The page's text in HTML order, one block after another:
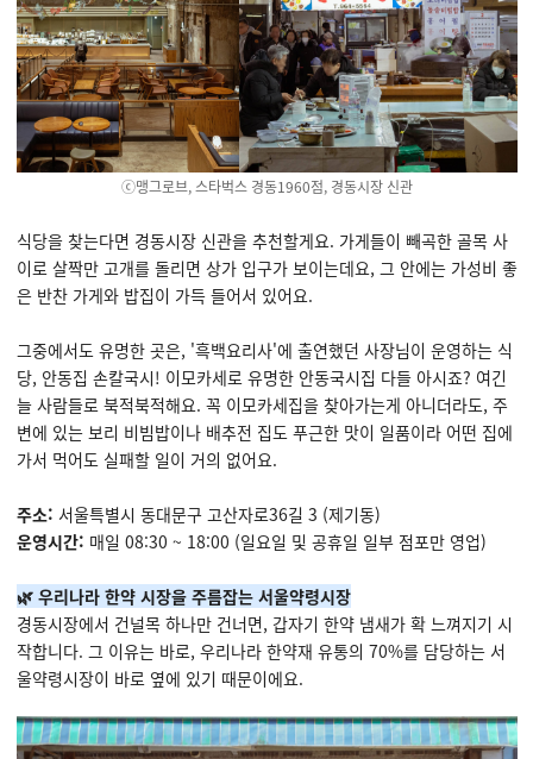
ⓒ맹그로브, 스타벅스 경동1960점, 경동시장 신관
식당을 찾는다면 경동시장 신관을 추천할게요. 가게들이 빼곡한 골목 사
이로 살짝만 고개를 돌리면 상가 입구가 보이는데요, 그 안에는 가성비 좋
은 반찬 가게와 밥집이 가득 들어서 있어요.
그중에서도 유명한 곳은, '흑백요리사'에 출연했던 사장님이 운영하는 식
당, 안동집 손칼국시! 이모카세로 유명한 안동국시집 다들 아시죠? 여긴
늘 사람들로 북적북적해요. 꼭 이모카세집을 찾아가는게 아니더라도, 주
변에 있는 보리 비빔밥이나 배추전 집도 푸근한 맛이 일품이라 어떤 집에
가서 먹어도 실패할 일이 거의 없어요.
주소: 서울특별시 동대문구 고산자로36길 3 (제기동)
운영시간: 매일 08:30 ~ 18:00 (일요일 및 공휴일 일부 점포만 영업)
🌿 우리나라 한약 시장을 주름잡는 서울약령시장
경동시장에서 건널목 하나만 건너면, 갑자기 한약 냄새가 확 느껴지기 시
작합니다. 그 이유는 바로, 우리나라 한약재 유통의 70%를 담당하는 서
울약령시장이 바로 옆에 있기 때문이에요.